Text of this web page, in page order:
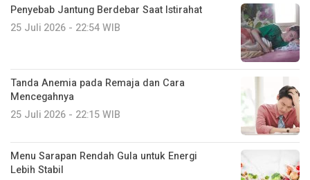
Penyebab Jantung Berdebar Saat Istirahat
25 Juli 2026 - 22:54 WIB
Tanda Anemia pada Remaja dan Cara
Mencegahnya
25 Juli 2026 - 22:15 WIB
Menu Sarapan Rendah Gula untuk Energi
Lebih Stabil